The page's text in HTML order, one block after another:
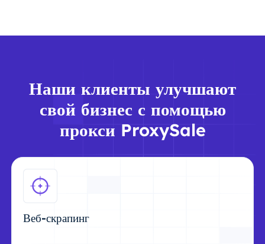
Наши клиенты улучшают
свой бизнес с помощью
прокси ProxySale
Веб-скрапинг